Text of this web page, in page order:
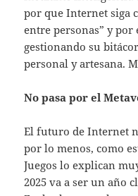
por que Internet siga
entre personas” y
gestionando su
personal y artesana.
No pasa por el
El futuro de Internet
por lo menos, como
Juegos lo explican
2025 va a ser un año